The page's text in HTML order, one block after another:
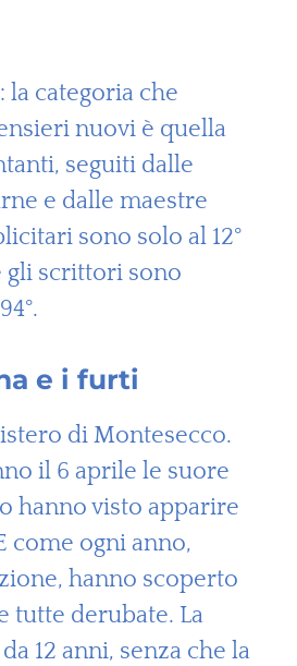
la categoria che
nuovi è quella
seguiti dalle
e dalle maestre
sono solo al 12°
gli scrittori sono
e i furti
di Montesecco.
il 6 aprile le suore
hanno visto apparire
come ogni anno,
hanno scoperto
tutte derubate. La
12 anni, senza che la